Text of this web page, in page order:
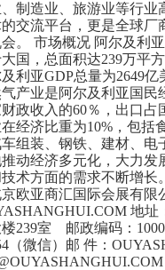
制造业、旅游业等行业
交流平台，更是全球
。 市场概况 阿尔及利
国，总面积达239万平
利亚GDP总量为2649
产业是阿尔及利亚国民
政收入的60％，出口占
经济比重为10%，包括
组装、钢铁、建材、电
动经济多元化，大力发
术方面的需求不断增长
欧亚商汇国际会展有限
地址
239室 邮政编码：
（微信）邮 件：